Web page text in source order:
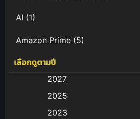
AI (1)
Amazon Prime (5)
Anal (ประตูหลัง)
Animation การ์ตูน
เลือกดูตามปี
2027
2025
2023